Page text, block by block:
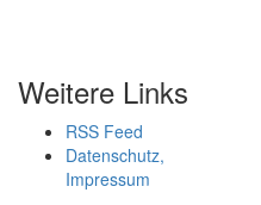
Weitere Links
RSS Feed
Datenschutz,
Impressum